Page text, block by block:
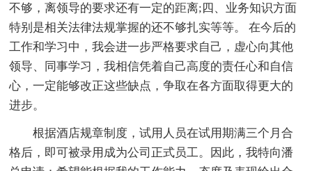
不够，离领导的要求还有一定的距离;四、业务知识方面
特别是相关法律法规掌握的还不够扎实等等。 在今后的
工作和学习中，我会进一步严格要求自己，虚心向其他
领导、同事学习，我相信凭着自己高度的责任心和自信
心，一定能够改正这些缺点，争取在各方面取得更大的
进步。
根据酒店规章制度，试用人员在试用期满三个月合
格后，即可被录用成为公司正式员工。因此，我特向潘